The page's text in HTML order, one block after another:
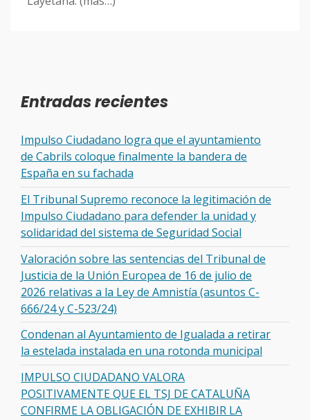
Entradas recientes
Impulso Ciudadano logra que el ayuntamiento
de Cabrils coloque finalmente la bandera de
España en su fachada
El Tribunal Supremo reconoce la legitimación de
Impulso Ciudadano para defender la unidad y
solidaridad del sistema de Seguridad Social
Valoración sobre las sentencias del Tribunal de
Justicia de la Unión Europea de 16 de julio de
2026 relativas a la Ley de Amnistía (asuntos C-
666/24 y C-523/24)
Condenan al Ayuntamiento de Igualada a retirar
la estelada instalada en una rotonda municipal
IMPULSO CIUDADANO VALORA
POSITIVAMENTE QUE EL TSJ DE CATALUÑA
CONFIRME LA OBLIGACIÓN DE EXHIBIR LA